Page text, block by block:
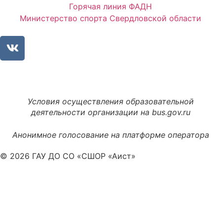
Горячая линия ФАДН
Министерство спорта Свердловской области
Условия осуществления образовательной
деятельности организации на bus.gov.ru
Анонимное голосование на платформе оператора
© 2026 ГАУ ДО СО «СШОР «Аист»